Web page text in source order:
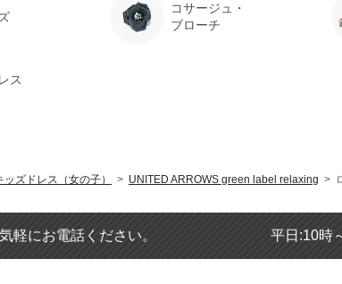
とても可愛かったです
1～2回しか着用しないのであれば、キ
コサージュ・
ブローチ
ス
ッズドレス（女の子） > UNITED ARROWS green label relaxing >
軽にお電話ください。 平日:10時